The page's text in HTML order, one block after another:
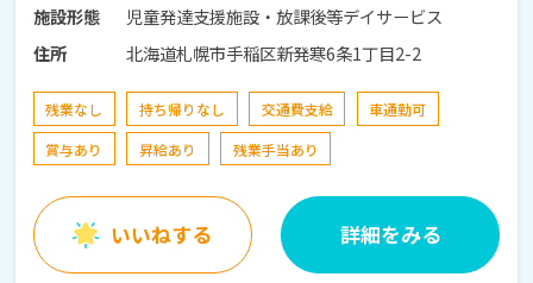
施設形態
児童発達支援施設・放課後等デイサービス
住所
北海道札幌市手稲区新発寒6条1丁目2-2
残業なし 持ち帰りなし 交通費支給
車通勤可
賞与あり
昇給あり 残業手当あり
いいねする 詳細をみる